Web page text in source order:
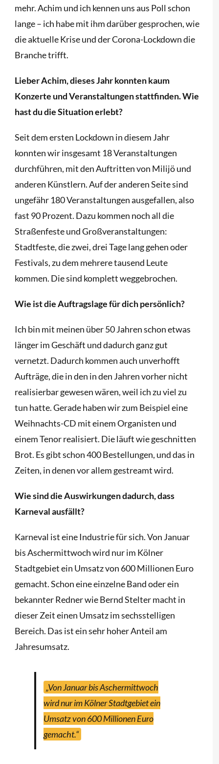
mehr. Achim und ich kennen uns aus Poll schon
lange – ich habe mit ihm darüber gesprochen, wie
die aktuelle Krise und der Corona-Lockdown die
Branche trifft.
Lieber Achim, dieses Jahr konnten kaum
Konzerte und Veranstaltungen stattfinden. Wie
hast du die Situation erlebt?
Seit dem ersten Lockdown in diesem Jahr
konnten wir insgesamt 18 Veranstaltungen
durchführen, mit den Auftritten von Milijö und
anderen Künstlern. Auf der anderen Seite sind
ungefähr 180 Veranstaltungen ausgefallen, also
fast 90 Prozent. Dazu kommen noch all die
Straßenfeste und Großveranstaltungen:
Stadtfeste, die zwei, drei Tage lang gehen oder
Festivals, zu dem mehrere tausend Leute
kommen. Die sind komplett weggebrochen.
Wie ist die Auftragslage für dich persönlich?
Ich bin mit meinen über 50 Jahren schon etwas
länger im Geschäft und dadurch ganz gut
vernetzt. Dadurch kommen auch unverhofft
Aufträge, die in den in den Jahren vorher nicht
realisierbar gewesen wären, weil ich zu viel zu
tun hatte. Gerade haben wir zum Beispiel eine
Weihnachts-CD mit einem Organisten und
einem Tenor realisiert. Die läuft wie geschnitten
Brot. Es gibt schon 400 Bestellungen, und das in
Zeiten, in denen vor allem gestreamt wird.
Wie sind die Auswirkungen dadurch, dass
Karneval ausfällt?
Karneval ist eine Industrie für sich. Von Januar
bis Aschermittwoch wird nur im Kölner
Stadtgebiet ein Umsatz von 600 Millionen Euro
gemacht. Schon eine einzelne Band oder ein
bekannter Redner wie Bernd Stelter macht in
dieser Zeit einen Umsatz im sechsstelligen
Bereich. Das ist ein sehr hoher Anteil am
Jahresumsatz.
„Von Januar bis Aschermittwoch
wird nur im Kölner Stadtgebiet ein
Umsatz von 600 Millionen Euro
gemacht.“